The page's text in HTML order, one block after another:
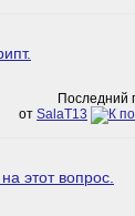
Последний
от SalaT13
этот вопрос.